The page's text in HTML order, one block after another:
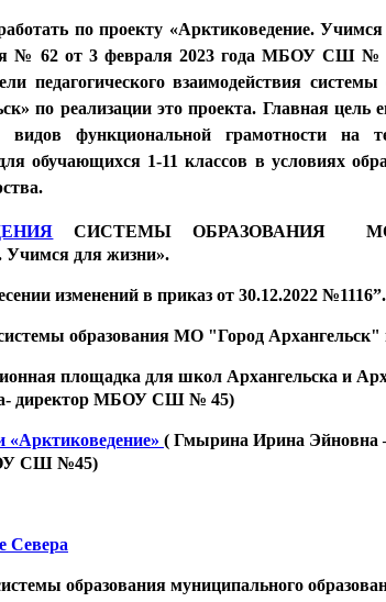
по проекту «Арктиковедение.
№ 62 от 3 февраля 2023 года МБОУ СШ №
педагогического взаимодействия системы
по реализации это проекта. Главная цель
видов функциональной грамотности на
обучающихся 1-11 классов в условиях
СИСТЕМЫ ОБРАЗОВАНИЯ
Учимся для жизни».
изменений в приказ от 30.12.2022 №1116”.
образования МО "Город Архангельск"
площадка для школ Архангельска и
директор МБОУ СШ № 45)
«Арктиковедение» ( Гмырина Ирина Эйновна
СШ №45)
Севера
образования муниципального